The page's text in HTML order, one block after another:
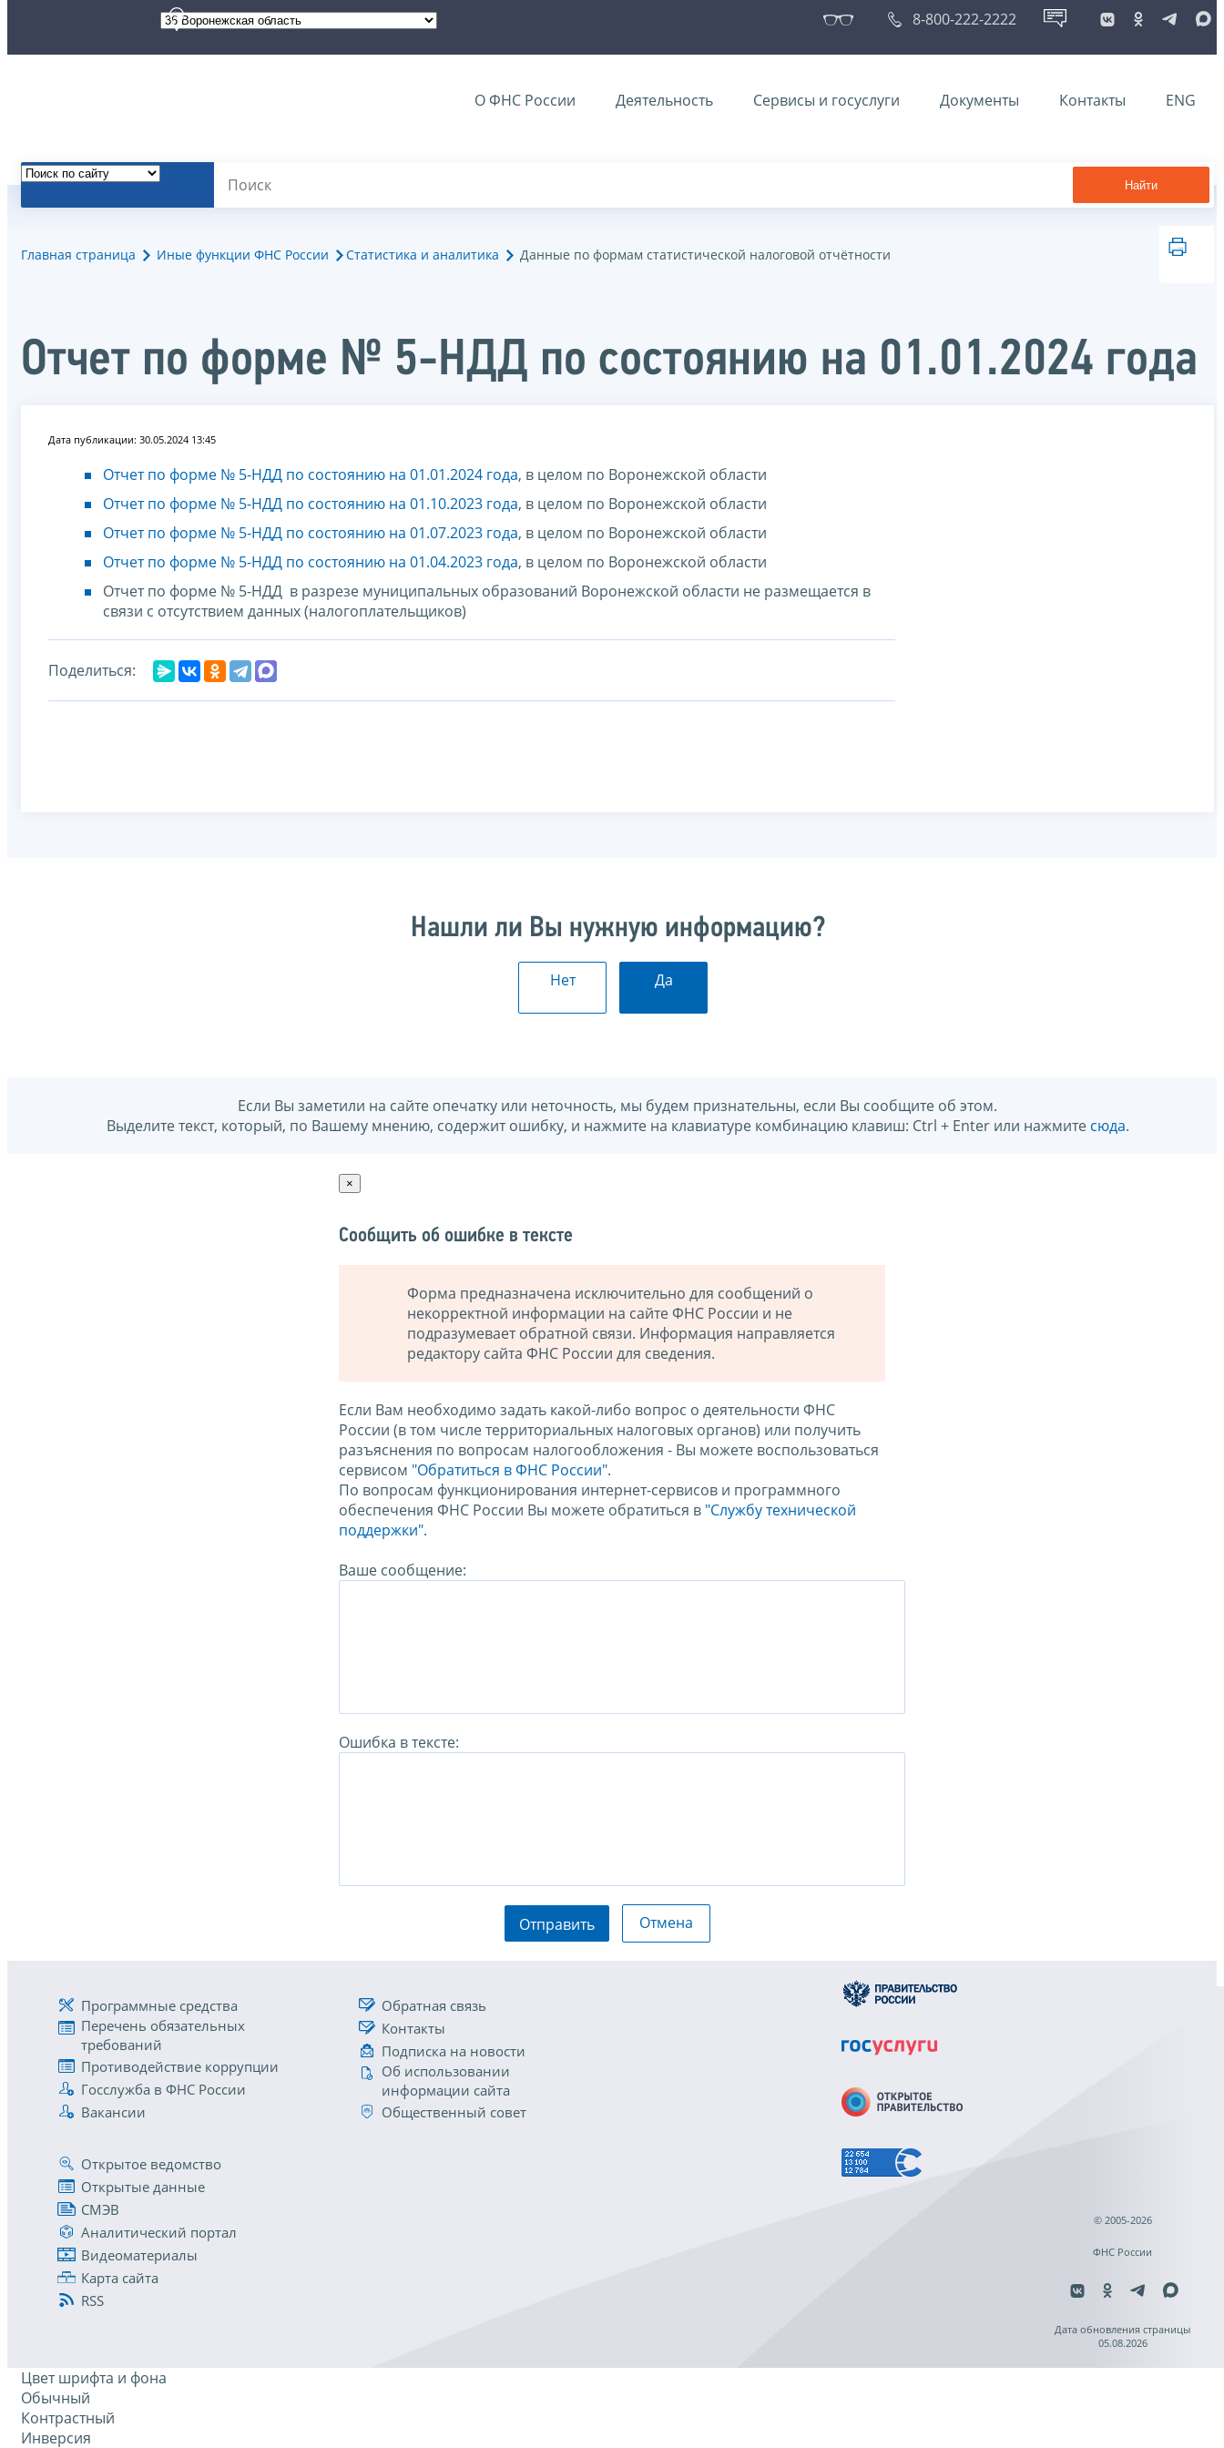
8-800-222-2222
О ФНС России Деятельность Сервисы и госуслуги Документы Контакты ENG
Найти
Главная страница Иные функции ФНС России Статистика и аналитика Данные по формам статистической налоговой отчётности
Отчет по форме № 5-НДД по состоянию на 01.01.2024 года
Дата публикации: 30.05.2024 13:45
Отчет по форме № 5-НДД по состоянию на 01.01.2024 года, в целом по Воронежской области
Отчет по форме № 5-НДД по состоянию на 01.10.2023 года, в целом по Воронежской области
Отчет по форме № 5-НДД по состоянию на 01.07.2023 года, в целом по Воронежской области
Отчет по форме № 5-НДД по состоянию на 01.04.2023 года, в целом по Воронежской области
Отчет по форме № 5-НДД в разрезе муниципальных образований Воронежской области не размещается в
связи с отсутствием данных (налогоплательщиков)
Поделиться:
Нашли ли Вы нужную информацию?
Нет Да
Если Вы заметили на сайте опечатку или неточность, мы будем признательны, если Вы сообщите об этом.
Выделите текст, который, по Вашему мнению, содержит ошибку, и нажмите на клавиатуре комбинацию клавиш: Ctrl + Enter или нажмите сюда.
×
Сообщить об ошибке в тексте
Форма предназначена исключительно для сообщений о
некорректной информации на сайте ФНС России и не
подразумевает обратной связи. Информация направляется
редактору сайта ФНС России для сведения.
Если Вам необходимо задать какой-либо вопрос о деятельности ФНС
России (в том числе территориальных налоговых органов) или получить
разъяснения по вопросам налогообложения - Вы можете воспользоваться
сервисом "Обратиться в ФНС России".
По вопросам функционирования интернет-сервисов и программного
обеспечения ФНС России Вы можете обратиться в "Службу технической
поддержки".
Ваше сообщение:
Ошибка в тексте:
Отправить Отмена
Программные средства
Перечень обязательных
требований
Противодействие коррупции
Госслужба в ФНС России
Вакансии
Обратная связь
Контакты
Подписка на новости
Об использовании
информации сайта
Общественный совет
Открытое ведомство
Открытые данные
СМЭВ
Аналитический портал
Видеоматериалы
Карта сайта
RSS
© 2005-2026
ФНС России
Дата обновления страницы
05.08.2026
Цвет шрифта и фона
Обычный
Контрастный
Инверсия